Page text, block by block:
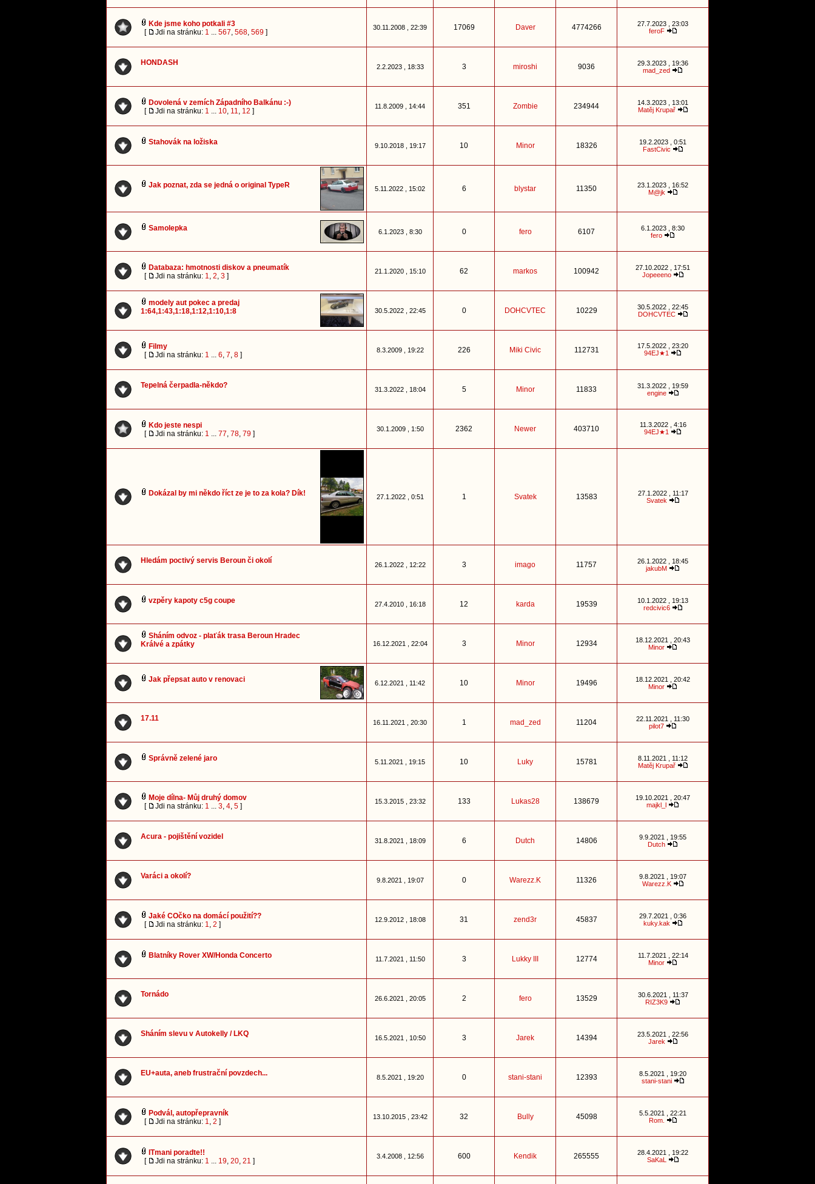
Kde jsme koho potkali #3
[
Jdi na stránku: 1 ... 567, 568, 569 ]
30.11.2008 , 22:39 17069 Daver 4774266
27.7.2023 , 23:03
feroF
HONDASH 2.2.2023 , 18:33 3 miroshi 9036
29.3.2023 , 19:36
mad_zed
Dovolená v zemích Západního Balkánu :-)
[
Jdi na stránku: 1 ... 10, 11, 12 ]
11.8.2009 , 14:44 351 Zombie 234944
14.3.2023 , 13:01
Matěj Krupař
Stahovák na ložiska 9.10.2018 , 19:17 10 Minor 18326
19.2.2023 , 0:51
FastCivic
Jak poznat, zda se jedná o original TypeR 5.11.2022 , 15:02 6 blystar 11350
23.1.2023 , 16:52
M@jk
Samolepka 6.1.2023 , 8:30 0 fero 6107
6.1.2023 , 8:30
fero
Databaza: hmotnosti diskov a pneumatík
[
Jdi na stránku: 1, 2, 3 ]
21.1.2020 , 15:10 62 markos 100942
27.10.2022 , 17:51
Jopeeeno
modely aut pokec a predaj
1:64,1:43,1:18,1:12,1:10,1:8
30.5.2022 , 22:45 0 DOHCVTEC 10229
30.5.2022 , 22:45
DOHCVTEC
Filmy
[
Jdi na stránku: 1 ... 6, 7, 8 ]
8.3.2009 , 19:22 226 Miki Civic 112731
17.5.2022 , 23:20
94EJ★1
Tepelná čerpadla-někdo? 31.3.2022 , 18:04 5 Minor 11833
31.3.2022 , 19:59
engine
Kdo jeste nespi
[
Jdi na stránku: 1 ... 77, 78, 79 ]
30.1.2009 , 1:50 2362 Newer 403710
11.3.2022 , 4:16
94EJ★1
Dokázal by mi někdo říct ze je to za kola? Dík! 27.1.2022 , 0:51 1 Svatek 13583
27.1.2022 , 11:17
Svatek
Hledám poctivý servis Beroun či okolí 26.1.2022 , 12:22 3 imago 11757
26.1.2022 , 18:45
jakubM
vzpěry kapoty c5g coupe 27.4.2010 , 16:18 12 karda 19539
10.1.2022 , 19:13
redcivic6
Sháním odvoz - plaťák trasa Beroun Hradec
Králvé a zpátky
16.12.2021 , 22:04 3 Minor 12934
18.12.2021 , 20:43
Minor
Jak přepsat auto v renovaci 6.12.2021 , 11:42 10 Minor 19496
18.12.2021 , 20:42
Minor
17.11 16.11.2021 , 20:30 1 mad_zed 11204
22.11.2021 , 11:30
pilot7
Správně zelené jaro 5.11.2021 , 19:15 10 Luky 15781
8.11.2021 , 11:12
Matěj Krupař
Moje dílna- Můj druhý domov
[
Jdi na stránku: 1 ... 3, 4, 5 ]
15.3.2015 , 23:32 133 Lukas28 138679
19.10.2021 , 20:47
majkl_l
Acura - pojištění vozidel 31.8.2021 , 18:09 6 Dutch 14806
9.9.2021 , 19:55
Dutch
Varáci a okolí? 9.8.2021 , 19:07 0 Warezz.K 11326
9.8.2021 , 19:07
Warezz.K
Jaké COčko na domácí použití??
[
Jdi na stránku: 1, 2 ]
12.9.2012 , 18:08 31 zend3r 45837
29.7.2021 , 0:36
kuky.kak
Blatníky Rover XW/Honda Concerto 11.7.2021 , 11:50 3 Lukky III 12774
11.7.2021 , 22:14
Minor
Tornádo 26.6.2021 , 20:05 2 fero 13529
30.6.2021 , 11:37
RIZ3K9
Sháním slevu v Autokelly / LKQ 16.5.2021 , 10:50 3 Jarek 14394
23.5.2021 , 22:56
Jarek
EU+auta, aneb frustrační povzdech... 8.5.2021 , 19:20 0 stani-stani 12393
8.5.2021 , 19:20
stani-stani
Podvál, autopřepravník
[
Jdi na stránku: 1, 2 ]
13.10.2015 , 23:42 32 Bully 45098
5.5.2021 , 22:21
Rom.
ITmani poradte!!
[
Jdi na stránku: 1 ... 19, 20, 21 ]
3.4.2008 , 12:56 600 Kendik 265555
28.4.2021 , 19:22
SaKaL